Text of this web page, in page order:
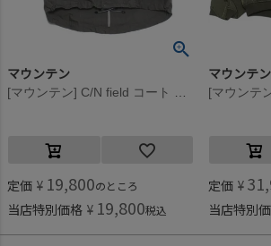
マウンテン
[マウンテン] C/N field コート チャコール
定価 ¥ 19,800のところ
当店特別価格 ¥ 19,800税込
マウンテン
定価 ¥
当店特別